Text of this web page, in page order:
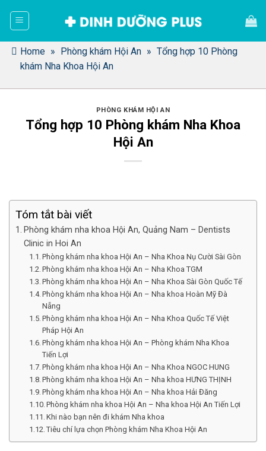
dung Home » Phòng khám Hội An » Tổng hợp 10 Phòng
khám Nha Khoa Hội An
PHÒNG KHÁM HỘI AN
Tổng hợp 10 Phòng khám Nha Khoa
Hội An
Tóm tắt bài viết
Phòng khám nha khoa Hội An, Quảng Nam – Dentists
Clinic in Hoi An
Phòng khám nha khoa Hội An – Nha Khoa Nụ Cười Sài Gòn
Phòng khám nha khoa Hội An – Nha Khoa TGM
Phòng khám nha khoa Hội An – Nha Khoa Sài Gòn Quốc Tế
Phòng khám nha khoa Hội An – Nha khoa Hoàn Mỹ Đà
Nẵng
Phòng khám nha khoa Hội An – Nha Khoa Quốc Tế Việt
Pháp Hội An
Phòng khám nha khoa Hội An – Phòng khám Nha Khoa
Tiến Lợi
Phòng khám nha khoa Hội An – Nha Khoa NGOC HUNG
Phòng khám nha khoa Hội An – Nha khoa HƯNG THỊNH
Phòng khám nha khoa Hội An – Nha khoa Hải Đăng
Phòng khám nha khoa Hội An – Nha khoa Hội An Tiến Lợi
Khi nào bạn nên đi khám Nha khoa
Tiêu chí lựa chọn Phòng khám Nha Khoa Hội An